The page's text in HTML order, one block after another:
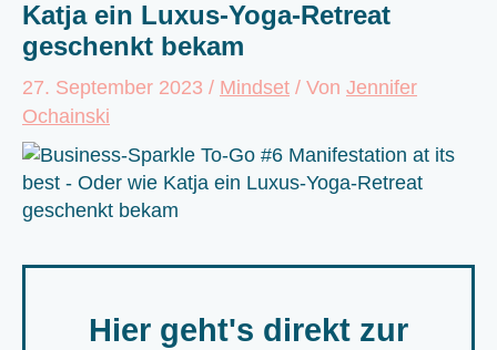
Katja ein Luxus-Yoga-Retreat
geschenkt bekam
27. September 2023 / Mindset / Von Jennifer
Ochainski
Hier geht's direkt zur